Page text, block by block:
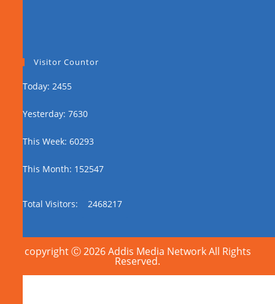
Visitor Countor
Today: 2455
Yesterday: 7630
This Week: 60293
This Month: 152547
Total Visitors: 2468217
copyright Ⓒ 2026 Addis Media Network All Rights
Reserved.